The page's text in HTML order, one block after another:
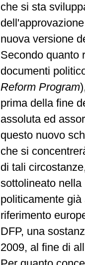
che si sta
nuova versione
Secondo quanto
documenti
Reform Program
prima della fine
assoluta ed
questo nuovo
che si
di tali
sottolineato
politicamente
riferimento
DFP, una
2009, al fine di